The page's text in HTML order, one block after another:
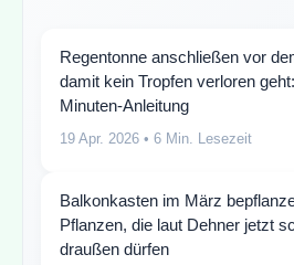
Regentonne anschließen vor
damit kein Tropfen verloren
Minuten-Anleitung
19 Apr. 2026 • 6 Min. Lesezeit
Balkonkasten im März
Pflanzen, die laut Dehner jetzt
draußen dürfen